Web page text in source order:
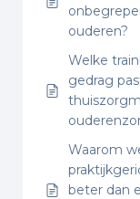
ouderen?
Welke
gedrag
Waarom
beter dan